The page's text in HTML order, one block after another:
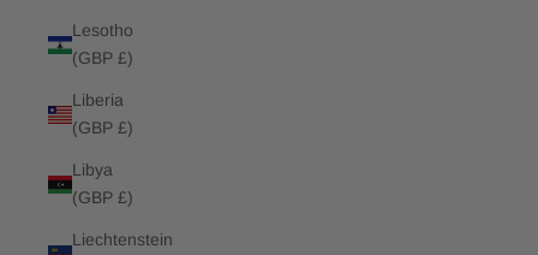
Lesotho
(GBP £)
Liberia
(GBP £)
Libya
(GBP £)
Liechtenstein